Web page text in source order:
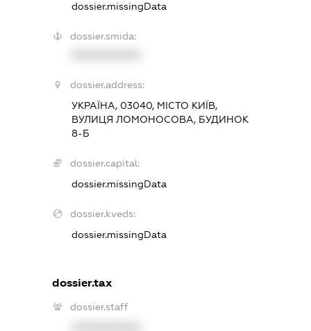
dossier.missingData
dossier.smida:
dossier.address:
УКРАЇНА, 03040, МІСТО КИЇВ,
ВУЛИЦЯ ЛОМОНОСОВА, БУДИНОК
8-Б
dossier.capital:
dossier.missingData
dossier.kveds:
dossier.missingData
dossier.tax
dossier.staff